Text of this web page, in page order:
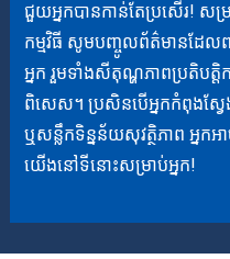
ជួយអ្នកបានកាន់តែប្រសើរ! ស
កម្មវិធី សូមបញ្ចូលព័ត៌មានដែលព
អ្នក រួមទាំងសីតុណ្ហភាពប្រតិបត្តិក
ពិសេស។ ប្រសិនបើអ្នកកំពុងស្វែ
ឬសន្លឹកទិន្នន័យសុវត្ថិភាព អ្នក
យើងនៅទីនោះសម្រាប់អ្នក!